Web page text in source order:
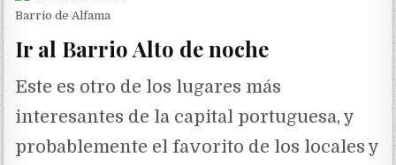
Barrio de Alfama
Ir al Barrio Alto de noche
Este es otro de los lugares más
interesantes de la capital portuguesa, y
probablemente el favorito de los locales y